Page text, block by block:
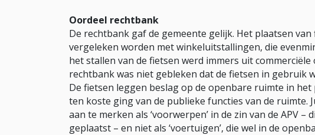
Oordeel rechtbank
De rechtbank gaf de gemeente gelijk. Het plaatsen
vergeleken worden met winkeluitstallingen, die
het stallen van de fietsen werd immers uit
rechtbank was niet gebleken dat de fietsen in gebruik
De fietsen leggen beslag op de openbare ruimte in
ten koste ging van de publieke functies van de ruimte.
aan te merken als ‘voorwerpen’ in de zin van de APV
geplaatst – en niet als ‘voertuigen’, die wel in de